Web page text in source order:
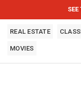
REAL ESTATE
MOVIES